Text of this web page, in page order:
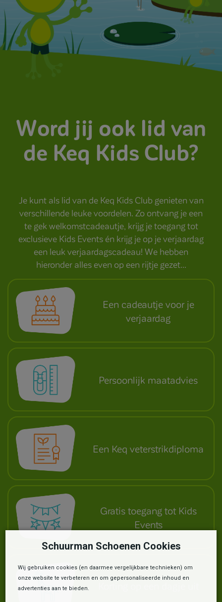
Word jij ook lid van
de Keq Kids Club?
Je kunt als lid van de Keq Kids Club genieten van
verschillende leuke voordelen. Zo ontvang je een
te gek welkomstcadeautje, krijg je toegang tot
exclusieve Kids Events én krijg je op je verjaardag
een leuk verjaardagscadeau! We hebben
hieronder alles even op een rijtje gezet...
Een cadeautje voor je
verjaardag
Persoonlijk maatadvies
Een Keq veterstrikdiploma
Gratis toegang tot Kids
Events
Schuurman Schoenen Cookies
Wij gebruiken cookies (en daarmee vergelijkbare technieken) om
onze website te verbeteren en om gepersonaliseerde inhoud en
advertenties aan te bieden.